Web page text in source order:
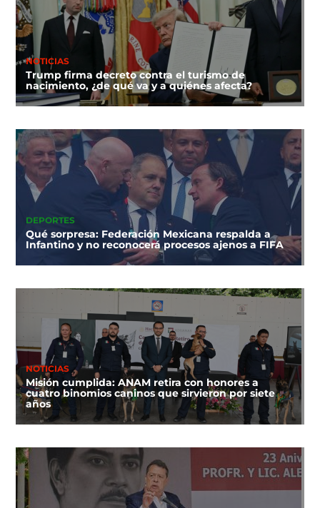
NOTICIAS
Trump firma decreto contra el turismo de
nacimiento, ¿de qué va y a quiénes afecta?
DEPORTES
Qué sorpresa: Federación Mexicana respalda a
Infantino y no reconocerá procesos ajenos a FIFA
NOTICIAS
Misión cumplida: ANAM retira con honores a
cuatro binomios caninos que sirvieron por siete
años